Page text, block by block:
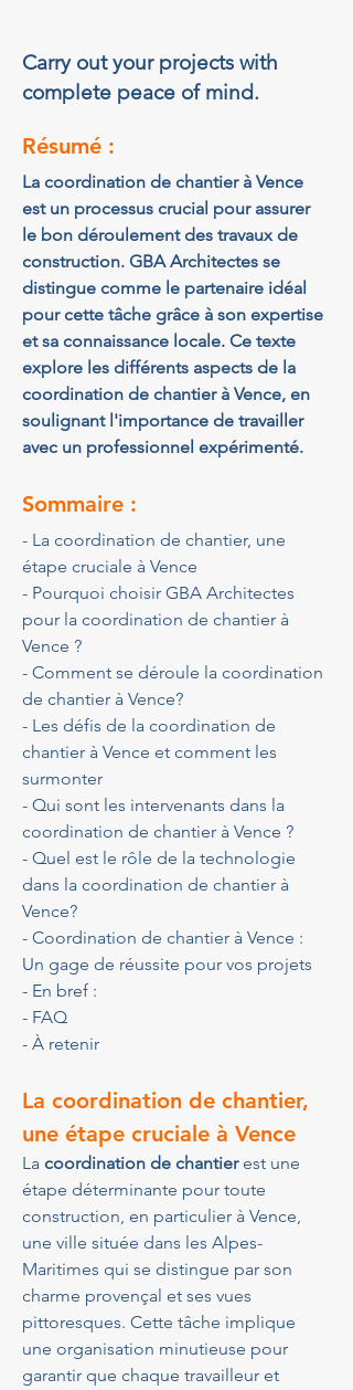
Carry out your projects with
complete peace of mind.
Résumé :
La coordination de chantier à Vence
est un processus crucial pour assurer
le bon déroulement des travaux de
construction. GBA Architectes se
distingue comme le partenaire idéal
pour cette tâche grâce à son expertise
et sa connaissance locale. Ce texte
explore les différents aspects de la
coordination de chantier à Vence, en
soulignant l'importance de travailler
avec un professionnel expérimenté.
Sommaire :
- La coordination de chantier, une
étape cruciale à Vence
- Pourquoi choisir GBA Architectes
pour la coordination de chantier à
Vence ?
- Comment se déroule la coordination
de chantier à Vence?
- Les défis de la coordination de
chantier à Vence et comment les
surmonter
- Qui sont les intervenants dans la
coordination de chantier à Vence ?
- Quel est le rôle de la technologie
dans la coordination de chantier à
Vence?
- Coordination de chantier à Vence :
Un gage de réussite pour vos projets
- En bref :
- FAQ
- À retenir
La coordination de chantier,
une étape cruciale à Vence
La coordination de chantier est une
étape déterminante pour toute
construction, en particulier à Vence,
une ville située dans les Alpes-
Maritimes qui se distingue par son
charme provençal et ses vues
pittoresques. Cette tâche implique
une organisation minutieuse pour
garantir que chaque travailleur et